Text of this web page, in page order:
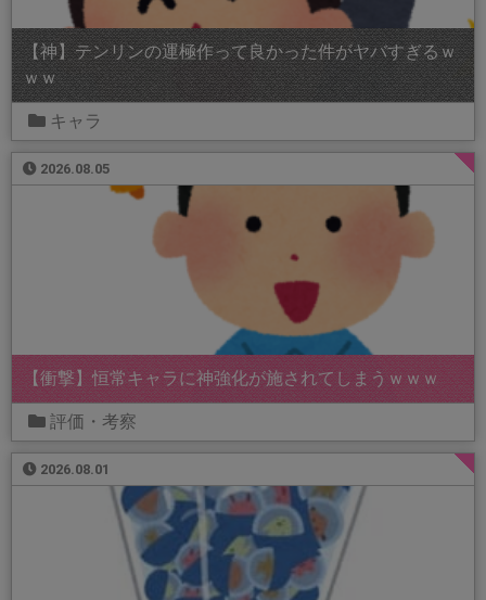
【神】テンリンの運極作って良かった件がヤバすぎるｗ
ｗｗ
キャラ
2026.08.05
【衝撃】恒常キャラに神強化が施されてしまうｗｗｗ
評価・考察
2026.08.01